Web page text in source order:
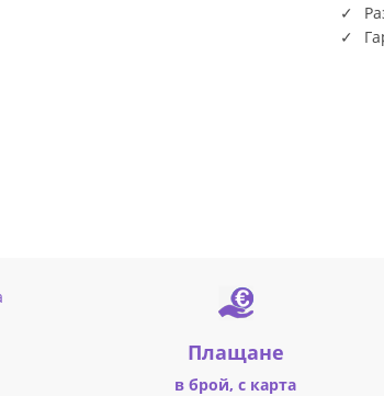
Плащане
в брой, с карта